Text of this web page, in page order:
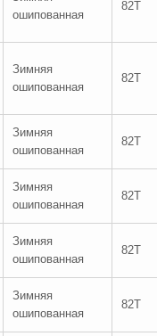
ошипованная
82T
Зимняя
ошипованная
82T
Зимняя
ошипованная
82T
Зимняя
ошипованная
82T
Зимняя
ошипованная
82T
Зимняя
ошипованная
82T